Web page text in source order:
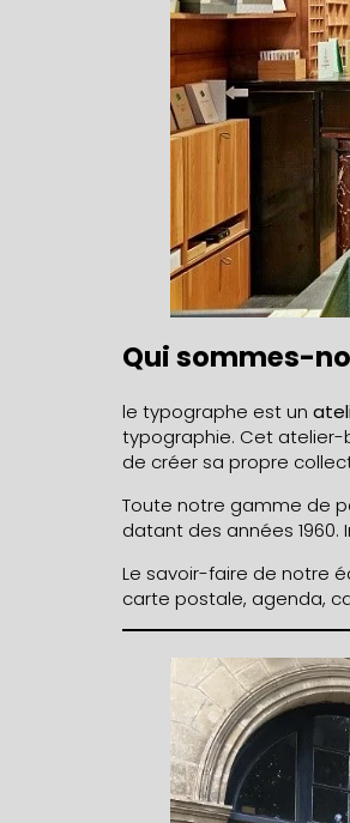
Qui sommes-
le typographe est un
typographie. Cet atelier-
de créer sa propre
Toute notre gamme de
datant des années
Le savoir-faire de notre
carte postale, agenda,